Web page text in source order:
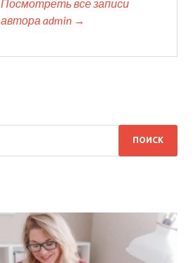
Посмотреть все записи
автора admin →